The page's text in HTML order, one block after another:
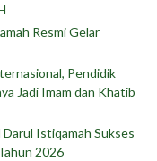
Resmi Gelar
Pendidik
Jadi Imam dan Khatib
Istiqamah Sukses
2026